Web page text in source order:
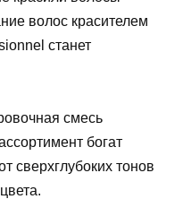
волос красителем
станет
смесь
богат
сверхглубоких тонов